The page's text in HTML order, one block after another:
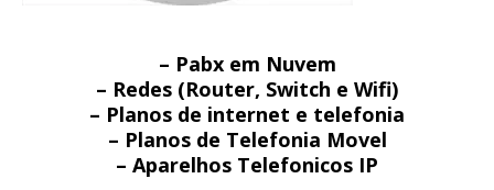
– Pabx em Nuvem
– Redes (Router, Switch e Wifi)
– Planos de internet e telefonia
– Planos de Telefonia Movel
– Aparelhos Telefonicos IP